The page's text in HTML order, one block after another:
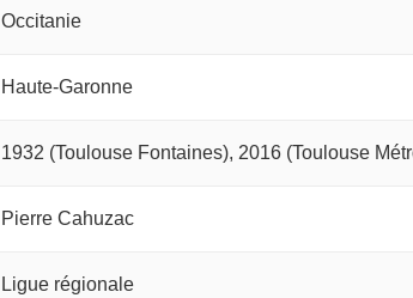
Occitanie
Haute-Garonne
1932 (Toulouse Fontaines), 2016 (Toulouse
Pierre Cahuzac
Ligue régionale